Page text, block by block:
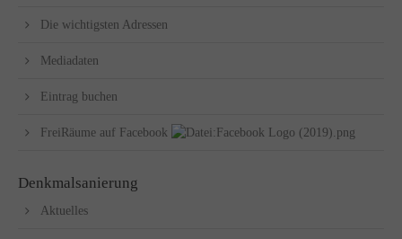
Die wichtigsten Adressen
Mediadaten
Eintrag buchen
FreiRäume auf Facebook
Denkmalsanierung
Aktuelles